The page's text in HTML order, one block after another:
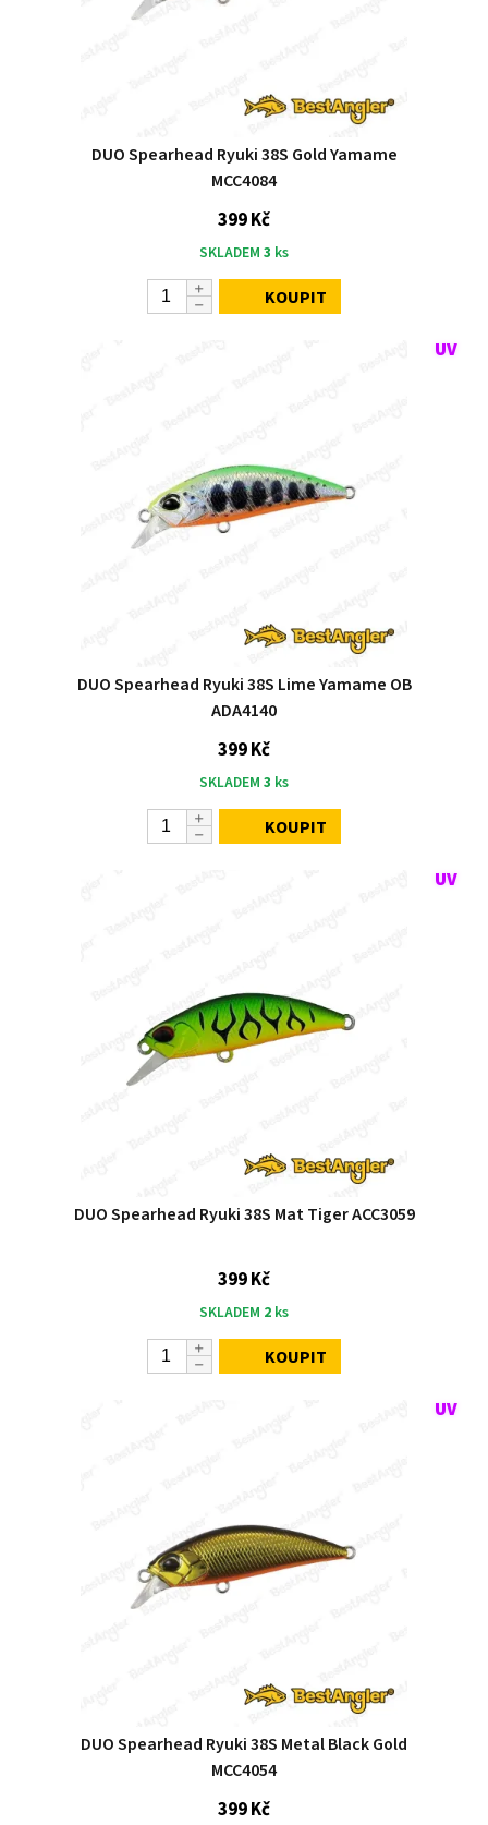
DUO Spearhead Ryuki 38S Gold Yamame
MCC4084
399 Kč
SKLADEM 3 ks
KOUPIT
DUO Spearhead Ryuki 38S Lime Yamame OB
ADA4140
399 Kč
SKLADEM 3 ks
KOUPIT
DUO Spearhead Ryuki 38S Mat Tiger ACC3059
399 Kč
SKLADEM 2 ks
KOUPIT
DUO Spearhead Ryuki 38S Metal Black Gold
MCC4054
399 Kč